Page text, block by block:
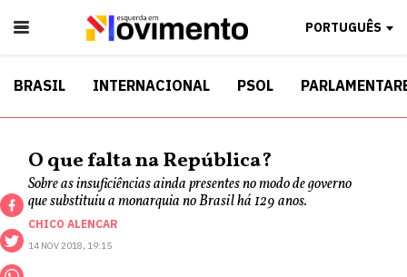
PORTUGUÊS
BRASIL INTERNACIONAL PSOL
O que falta na República?
Sobre as insuficiências ainda presentes no modo de governo
que substituiu a monarquia no Brasil há 129 anos.
CHICO ALENCAR
14 NOV 2018, 19:15